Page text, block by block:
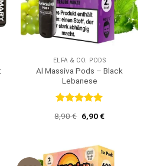
ELFA & CO. PODS
Al Massiva Pods – Black
Lebanese
mit 5 von
8,90€ Ursprünglicher
Preis
6,90€Aktueller